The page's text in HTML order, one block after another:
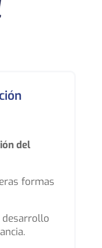
del
formas
desarrollo